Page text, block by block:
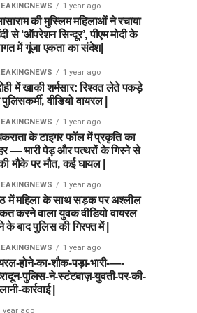
1 year ago
की मुस्लिम महिलाओं ने रचाया
से ‘ऑपरेशन सिन्दूर’, पीएम मोदी के
में गूंजा एकता का संदेश|
1 year ago
में खाकी शर्मसार: रिश्वत लेते पकड़े
वीडियो वायरल |
1 year ago
के टाइगर फॉल में प्रकृति का
— भारी पेड़ और पत्थरों के गिरने से
मौके पर मौत, कई घायल |
1 year ago
में महिला के साथ सड़क पर अश्लील
करने वाला युवक वीडियो वायरल
के बाद पुलिस की गिरफ्त में |
1 year ago
होने-का-शौक-पड़ा-भारी-—-
पुलिस-ने-स्टंटबाज़-युवती-पर-की-
कार्रवाई |
year ago